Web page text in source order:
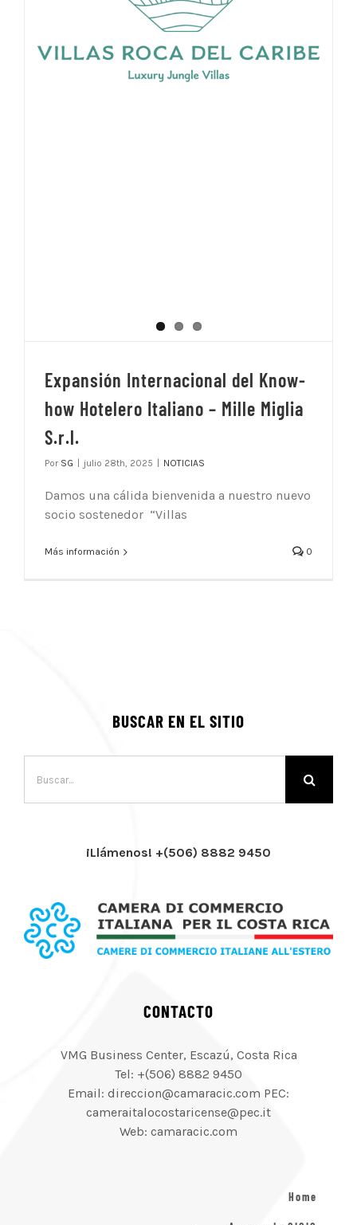
Expansión Internacional del Know-
how Hotelero Italiano – Mille Miglia
S.r.l.
Por SG julio 28th, 2025 NOTICIAS
Damos una cálida bienvenida a nuestro nuevo
socio sostenedor “Villas
Más información 0
BUSCAR EN EL SITIO
¡Llámenos! +(506) 8882 9450
CONTACTO
VMG Business Center, Escazú, Costa Rica
Tel: +(506) 8882 9450
Email: direccion@camaracic.com PEC:
cameraitalocostaricense@pec.it
Web: camaracic.com
Home